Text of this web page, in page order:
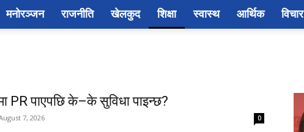
मनोरञ्जन राजनीति खेलकुद शिक्षा स्वास्थ आर्थिक विचार
PR पाएपछि के–के सुविधा पाइन्छ?
7, 2026 0